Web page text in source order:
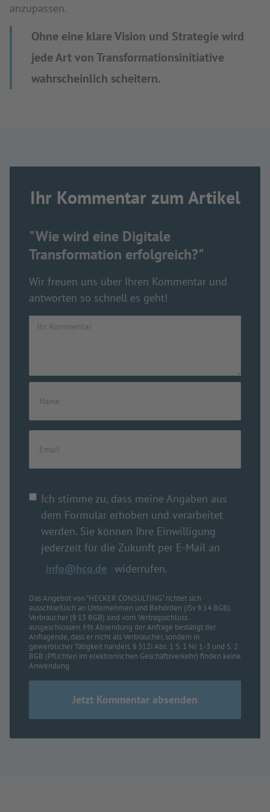
anzupassen.
Ohne eine klare Vision und Strategie wird
jede Art von Transformationsinitiative
wahrscheinlich scheitern.
Ihr Kommentar zum Artikel
"Wie wird eine Digitale
Transformation erfolgreich?"
Wir freuen uns über Ihren Kommentar und
antworten so schnell es geht!
Ich stimme zu, dass meine Angaben aus
dem Formular erhoben und verarbeitet
werden. Sie können Ihre Einwilligung
jederzeit für die Zukunft per E-Mail an
info@hco.de
widerrufen.
Das Angebot von "HECKER CONSULTING" richtet sich
ausschließlich an Unternehmen und Behörden (iSv § 14 BGB).
Verbraucher (§ 13 BGB) sind vom Vertragsschluss
ausgeschlossen. Mit Absendung der Anfrage bestätigt der
Anfragende, dass er nicht als Verbraucher, sondern in
gewerblicher Tätigkeit handelt. § 312i Abs. 1 S. 1 Nr. 1-3 und S. 2
BGB (Pflichten im elektronischen Geschäftsverkehr) finden keine
Anwendung.